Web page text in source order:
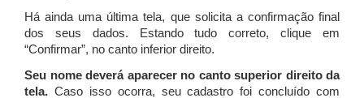
Há ainda uma última tela, que solicita a confirmação final
dos seus dados. Estando tudo correto, clique em
“Confirmar”, no canto inferior direito.
Seu nome deverá aparecer no canto superior direito da
tela. Caso isso ocorra, seu cadastro foi concluído com